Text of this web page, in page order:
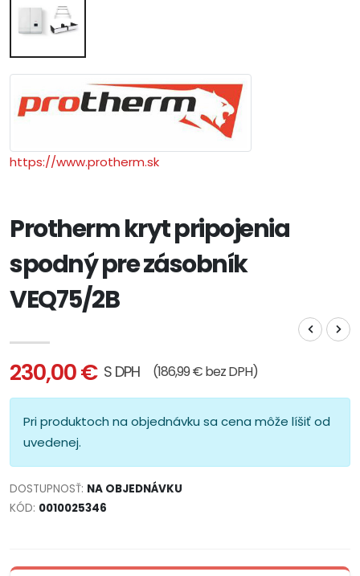
https://www.protherm.sk
Protherm kryt pripojenia
spodný pre zásobník
VEQ75/2B
230,00 € S DPH (186,99 € bez DPH)
Pri produktoch na objednávku sa cena môže líšiť od
uvedenej.
DOSTUPNOSŤ: NA OBJEDNÁVKU
KÓD: 0010025346